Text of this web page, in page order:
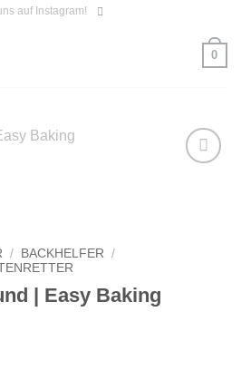
auf Instagram!
0
/ BACKHELFER /
| Easy Baking